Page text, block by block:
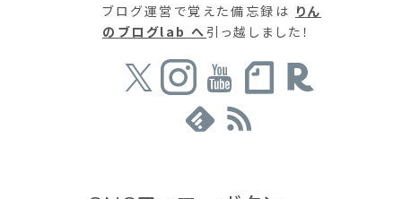
ブログ運営で覚えた備忘録は りん
のブログlab へ 引っ越しました！